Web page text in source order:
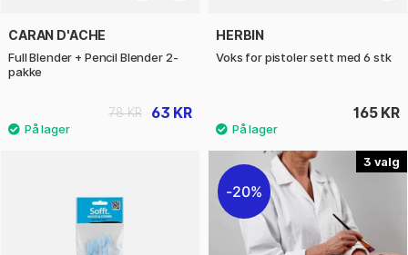
CARAN D'ACHE
Full Blender + Pencil Blender 2-
pakke
63 KR
78 KR
HERBIN
Voks for pistoler sett med 6 stk
165 KR
3
20%